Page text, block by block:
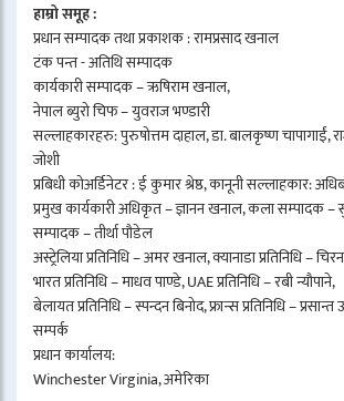
हाम्रो समूह :
प्रधान सम्पादक तथा प्रकाशक : रामप्रसाद खनाल
टंक पन्त - अतिथि सम्पादक
कार्यकारी सम्पादक – ऋषिराम खनाल,
नेपाल ब्युरो चिफ – युवराज भण्डारी
सल्लाहकारहरु: पुरुषोत्तम दाहाल, डा. बालकृष्ण चापागाईं,
जोशी
प्रबिधी कोअर्डिनेटर : ई कुमार श्रेष्ठ, कानूनी सल्लाहकार:
प्रमुख कार्यकारी अधिकृत – ज्ञानन खनाल, कला सम्पादक –
सम्पादक – तीर्था पौडेल
अस्ट्रेलिया प्रतिनिधि – अमर खनाल, क्यानाडा प्रतिनिधि –
भारत प्रतिनिधि – माधव पाण्डे, UAE प्रतिनिधि – रबी न्यौपाने,
बेलायत प्रतिनिधि – स्पन्दन बिनोद, फ्रान्स प्रतिनिधि –
सम्पर्क
प्रधान कार्यालय:
Winchester Virginia, अमेरिका